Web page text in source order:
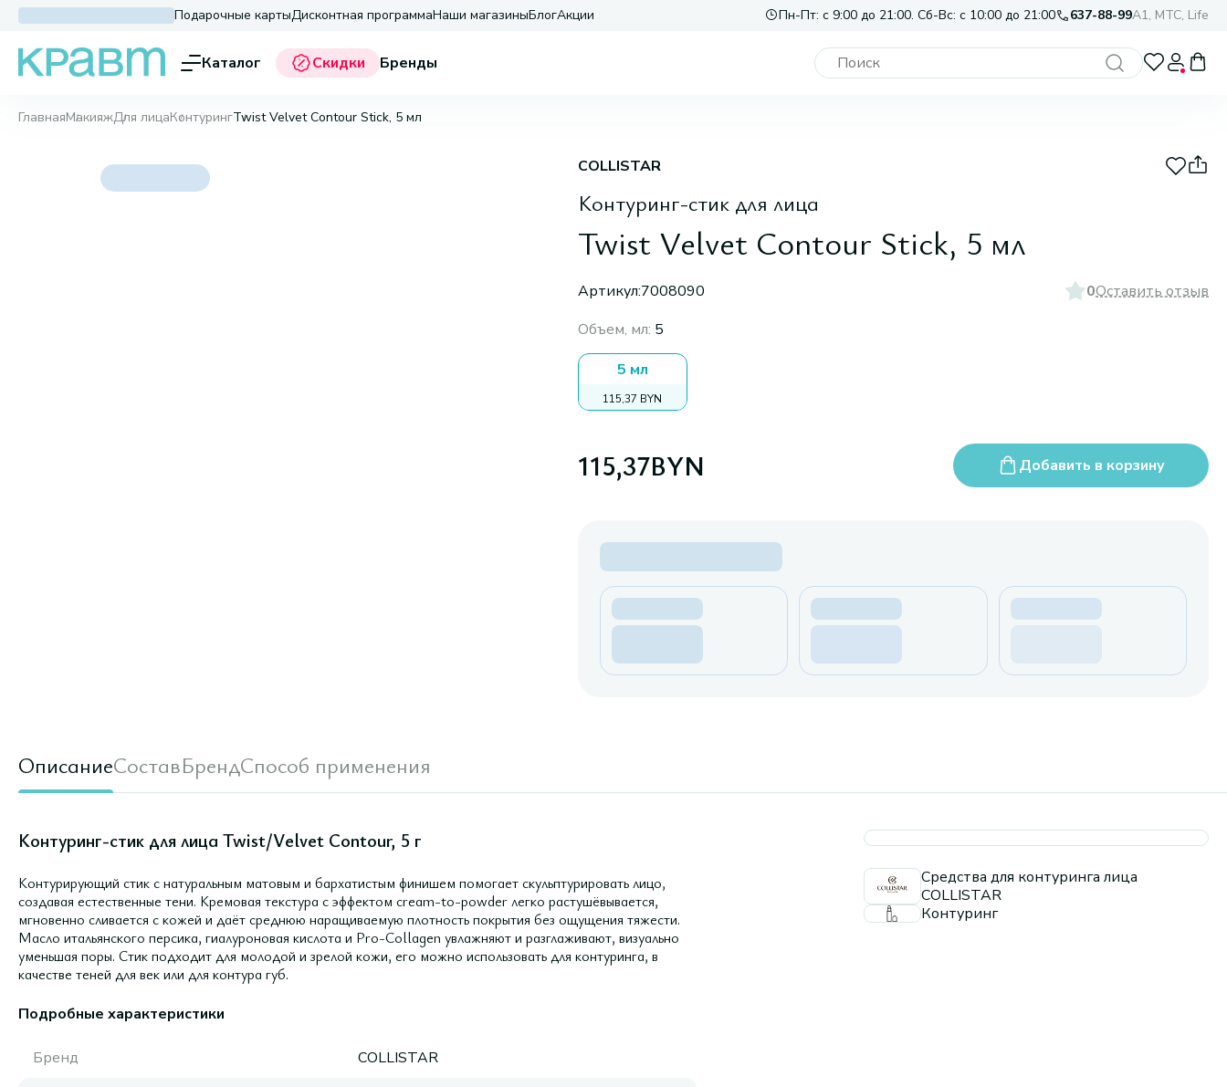
Подарочные картыДисконтная программаНаши магазиныБлогАкции Пн-Пт: с 9:00 до 21:00. Сб-Вс: с 10:00 до 21:00 637-88-99A1, МТС, Life
Каталог Скидки Бренды
ГлавнаяМакияжДля лицаКонтурингTwist Velvet Contour Stick, 5 мл
COLLISTAR
Контуринг-стик для лица
Twist Velvet Contour Stick, 5 мл
Артикул:7008090 0Оставить отзыв
Объем, мл: 5
5 мл
115,37 BYN
115,37BYN Добавить в корзину
ОписаниеСоставБрендСпособ применения
Контуринг-стик для лица Twist/Velvet Contour, 5 г
Контурирующий стик с натуральным матовым и бархатистым финишем помогает скульптурировать лицо,
создавая естественные тени. Кремовая текстура с эффектом cream-to-powder легко растушёвывается,
мгновенно сливается с кожей и даёт среднюю наращиваемую плотность покрытия без ощущения тяжести.
Масло итальянского персика, гиалуроновая кислота и Pro-Collagen увлажняют и разглаживают, визуально
уменьшая поры. Стик подходит для молодой и зрелой кожи, его можно использовать для контуринга, в
качестве теней для век или для контура губ.
Подробные характеристики
Бренд
COLLISTAR
Средства для контуринга лица
COLLISTAR
Контуринг